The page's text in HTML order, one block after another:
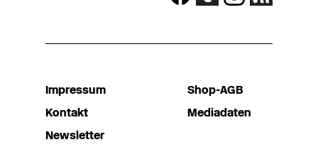
Impressum
Kontakt
Newsletter
Shop-AGB
Mediadaten